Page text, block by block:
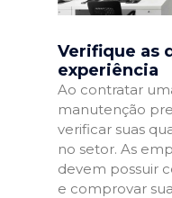
Verifique as
experiência
Ao contratar
manutenção
verificar suas
no setor. As
devem possuir
e comprovar